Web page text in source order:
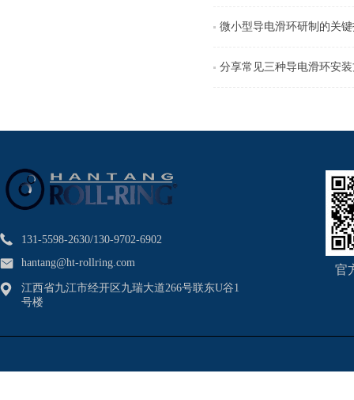
微小型导电滑环研制的关
分享常见三种导电滑环安
131-5598-2630/130-9702-6902
hantang@ht-rollring.com
江西省九江市经开区九瑞大道266号联东U谷1
号楼
官